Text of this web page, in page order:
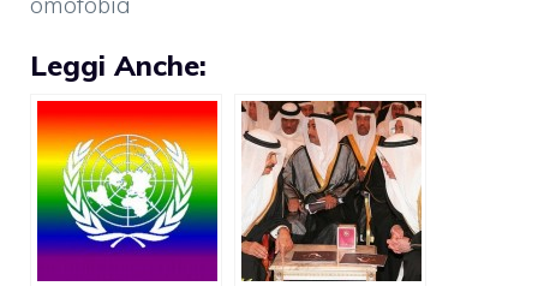
Leggi Anche: